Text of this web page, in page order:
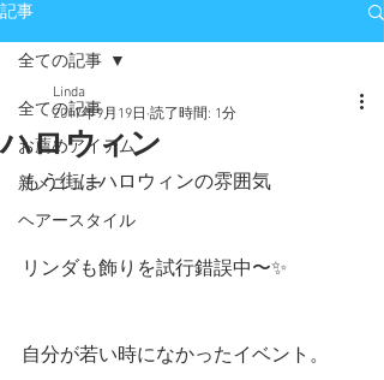
記事
全ての記事
お薦めアイテム
新メニュー
ヘアースタイル
全ての記事
ハロウィン
Linda
2017年9月19日 読了時間: 1分
もう街はハロウィンの雰囲気
リンダも飾りを試行錯誤中〜✨
自分が若い時になかったイベント。